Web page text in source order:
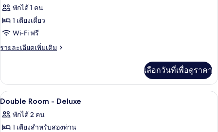
เชื่อม
ถึงกัน
ของ
ห้อง
พัก
(Cozy)
พักได้ 1 คน
1 เตียงเดี่ยว
Wi-Fi ฟรี
รายละเอียดเพิ่มเติม
ราย
เกี่ยว
กับ
ห้อง
(Cozy)
เลือกวันที่เพื่อดูราคา
เปิด
ภาพถ่าย
ทั้งหมด
1 ห้องนอน, เครื่องนอนระดับพรีเมียม,
11
Double Room - Deluxe
พักได้ 2 คน
1 เตียงสำหรับสองท่าน